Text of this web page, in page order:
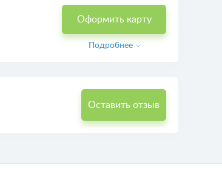
Оформить карту
Подробнее
Оставить отзыв